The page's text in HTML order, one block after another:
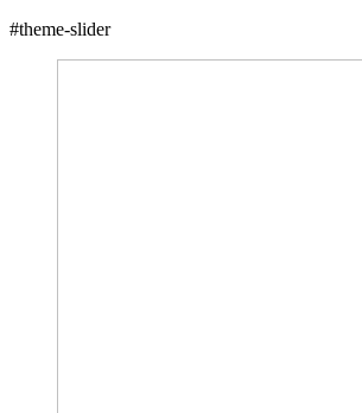
#theme-slider